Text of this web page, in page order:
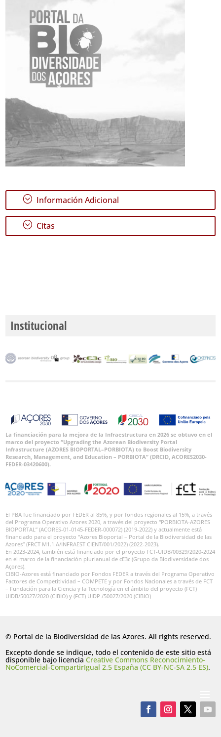
; Información Adicional
; Citas
Institucional
La financiación para la mejora de la Infraestructura en 2026 se obtuvo en el
marco del proyecto “Upgrading the Azorean Biodiversity Portal
Infrastructure (AZORES BIOPORTAL–PORBIOTA) to Boost Biodiversity
Research, Management, and Education – PORBIOTA” (DRCID, ACORES2030-
FEDER-03420600).
El PBA fue financiado por FEDER al 85%, y por fondos regionales al 15%, a través
del Programa Operativo Azores 2020, a través del proyecto “PORBIOTA-AZORES
BIOPORTAL” (ACORES-01-0145-FEDER-000072) (2019-2022) y actualmente está
financiado para el proyecto “Azores Bioportal – Portal de la Biodiversidad de las
Azores” (FRCT M1.1.A/INFRAEST CIENT/001/2022) (2022-2023).
En 2023-2024, también está financiado por el proyecto FCT-UIDB/00329/2020-2024
en el marco de la financiación plurianual de cE3c (Grupo da Biodiversidade dos
Açores).
CIBIO-Azores está financiado por Fondos FEDER a través del Programa Operativo
Factores de Competitividad – COMPETE y por Fondos Nacionales a través de FCT
– Fundación para la Ciencia y la Tecnología en el ámbito del proyecto (FCT)
UIDB/50027/2020 (CIBIO) y (FCT) UIDP /50027/2020 (CIBIO)
© Portal de la Biodiversidad de las Azores. All rights reserved.
Excepto donde se indique, todo el contenido de este sitio está
disponible bajo licenciaCreative Commons Reconocimiento-
NoComercial-CompartirIgual 2.5 España (CC BY-NC-SA 2.5 ES).